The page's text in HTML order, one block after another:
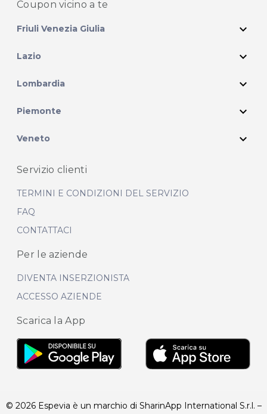
Coupon vicino a te
Friuli Venezia Giulia expand_more
Lazio expand_more
Lombardia expand_more
Piemonte expand_more
Veneto expand_more
Servizio clienti
TERMINI E CONDIZIONI DEL SERVIZIO
FAQ
CONTATTACI
Per le aziende
DIVENTA INSERZIONISTA
ACCESSO AZIENDE
Scarica la App
© 2026 Espevia è un marchio di SharinApp International S.r.l. –